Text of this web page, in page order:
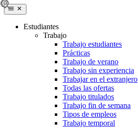
Estudiantes
Trabajo
Trabajo estudiantes
Prácticas
Trabajo de verano
Trabajo sin experiencia
Trabajar en el extranjero
Todas las ofertas
Trabajo titulados
Trabajo fin de semana
Tipos de empleos
Trabajo temporal